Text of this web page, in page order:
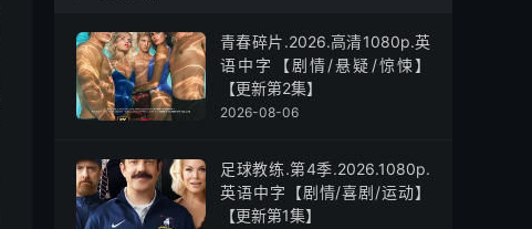
青春碎片.2026.高清1080p.英
语中字【剧情/悬疑/惊悚】
【更新第2集】
2026-08-06
足球教练.第4季.2026.1080p.
英语中字【剧情/喜剧/运动】
【更新第1集】